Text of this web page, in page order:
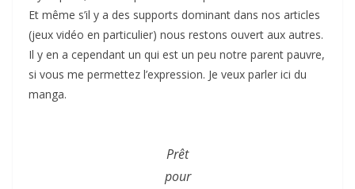
Et même s’il y a des supports dominant dans nos articles
(jeux vidéo en particulier) nous restons ouvert aux autres.
Il y en a cependant un qui est un peu notre parent pauvre,
si vous me permettez l’expression. Je veux parler ici du
manga.
Prêt
pour